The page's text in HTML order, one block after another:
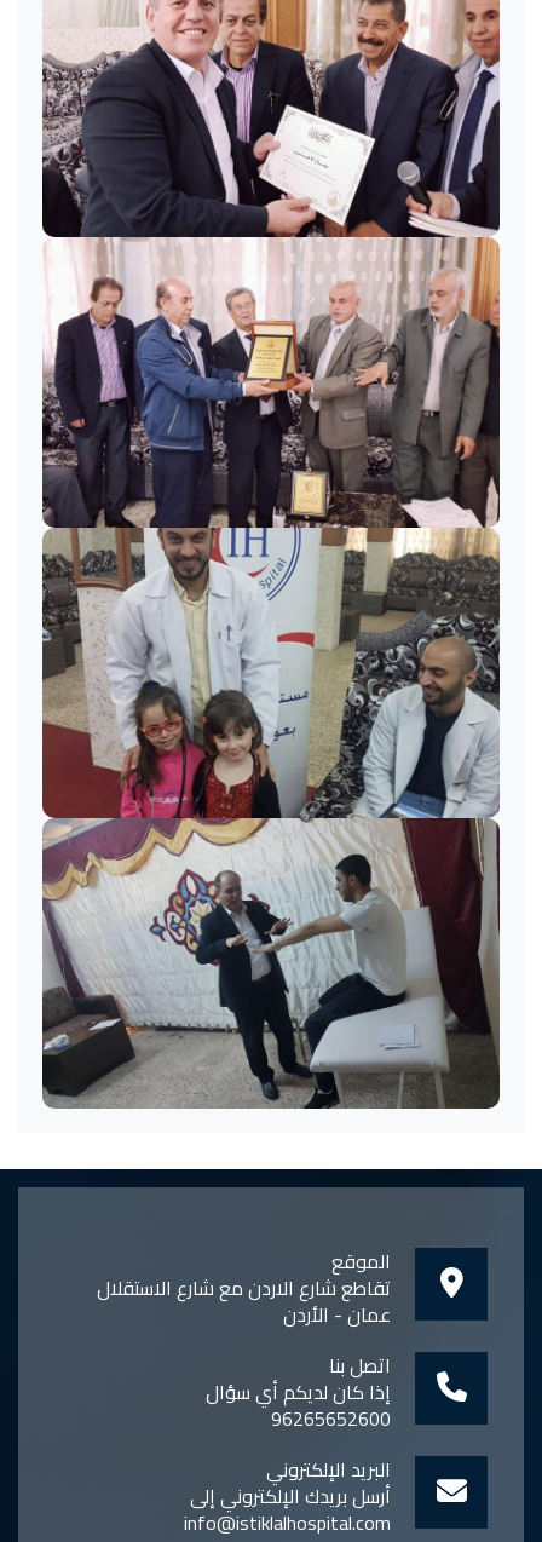
الموقع
تقاطع شارع الاردن مع شارع الاستقلال
عمان - الأردن
اتصل بنا
إذا كان لديكم أي سؤال
96265652600
البريد الإلكتروني
أرسل بريدك الإلكتروني إلى
info@istiklalhospital.com